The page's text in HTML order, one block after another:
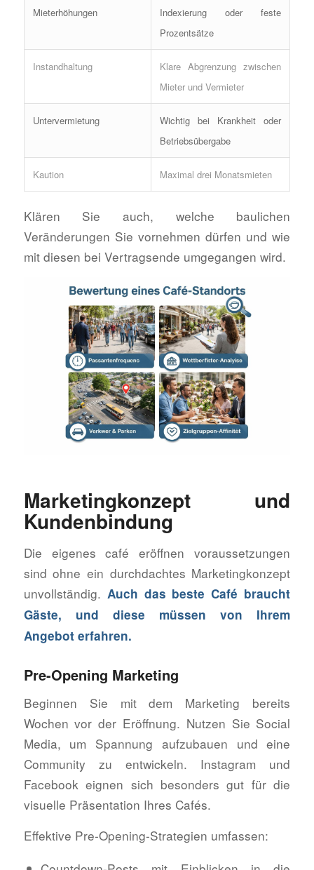
Mieterhöhungen
Indexierung oder feste
Prozentsätze
Instandhaltung
Klare Abgrenzung zwischen
Mieter und Vermieter
Untervermietung
Wichtig bei Krankheit oder
Betriebsübergabe
Kaution Maximal drei Monatsmieten
Klären Sie auch, welche baulichen
Veränderungen Sie vornehmen dürfen und wie
mit diesen bei Vertragsende umgegangen wird.
Marketingkonzept und
Kundenbindung
Die eigenes café eröffnen voraussetzungen
sind ohne ein durchdachtes Marketingkonzept
unvollständig. Auch das beste Café braucht
Gäste, und diese müssen von Ihrem
Angebot erfahren.
Pre-Opening Marketing
Beginnen Sie mit dem Marketing bereits
Wochen vor der Eröffnung. Nutzen Sie Social
Media, um Spannung aufzubauen und eine
Community zu entwickeln. Instagram und
Facebook eignen sich besonders gut für die
visuelle Präsentation Ihres Cafés.
Effektive Pre-Opening-Strategien umfassen: